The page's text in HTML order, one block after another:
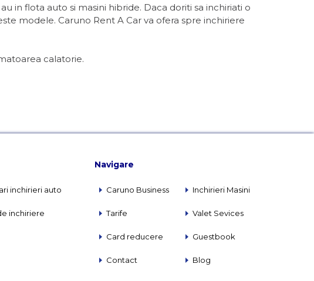
in flota auto si masini hibride. Daca doriti sa inchiriati o
modele. Caruno Rent A Car va ofera spre inchiriere
calatorie.
inchirieri auto
inchiriere
Navigare
Caruno Business
Tarife
Card reducere
Contact
Inchirieri Masini
Valet Sevices
Guestbook
Blog